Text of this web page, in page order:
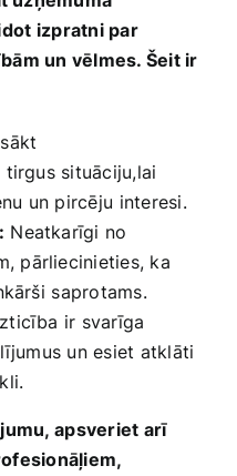
⁣izpratni par
un vēlmes. Šeit ir⁢
situāciju,lai
un ​pircēju⁢ interesi.
Neatkarīgi no
pārliecinieties, ka‌
⁢saprotams.
ir svarīga
un‌ esiet‍ atklāti‌
⁢apsveriet arī